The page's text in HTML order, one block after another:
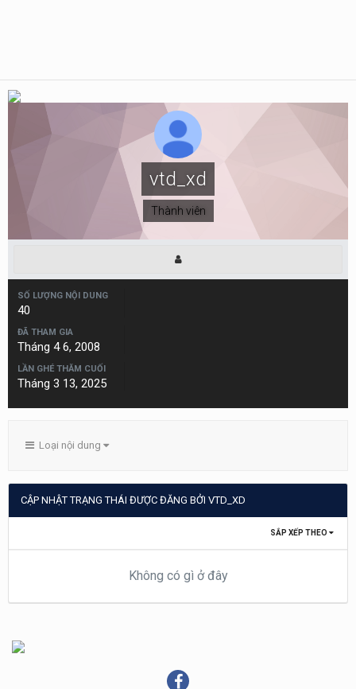
vtd_xd
Thành viên
SỐ LƯỢNG NỘI DUNG
40
ĐÃ THAM GIA
Tháng 4 6, 2008
LẦN GHÉ THĂM CUỐI
Tháng 3 13, 2025
Loại nội dung
CẬP NHẬT TRẠNG THÁI ĐƯỢC ĐĂNG BỞI VTD_XD
SẮP XẾP THEO
Không có gì ở đây